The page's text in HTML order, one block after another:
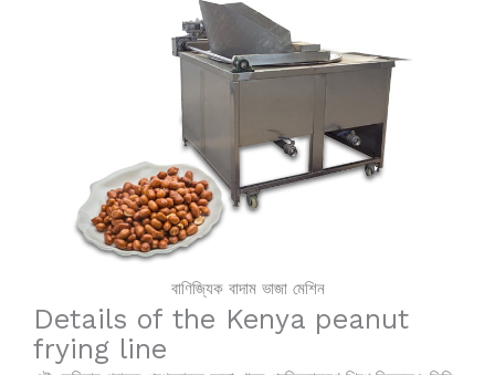
বাণিজ্যিক বাদাম ভাজা মেশিন
Details of the Kenya peanut
frying line